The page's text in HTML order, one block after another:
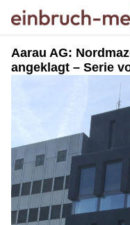
Aarau AG:
angeklagt – Serie